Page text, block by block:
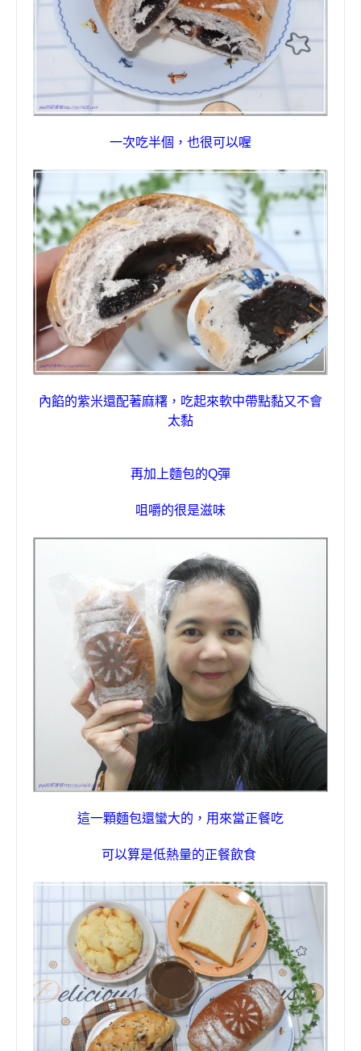
一次吃半個，也很可以喔
內餡的紫米還配著麻糬，吃起來軟中帶點黏又不會
太黏
再加上麵包的Q彈
咀嚼的很是滋味
這一顆麵包還蠻大的，用來當正餐吃
可以算是低熱量的正餐飲食